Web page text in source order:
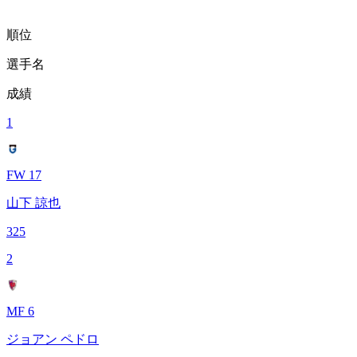
順位
選手名
成績
1
FW 17
山下 諒也
325
2
MF 6
ジョアン ペドロ